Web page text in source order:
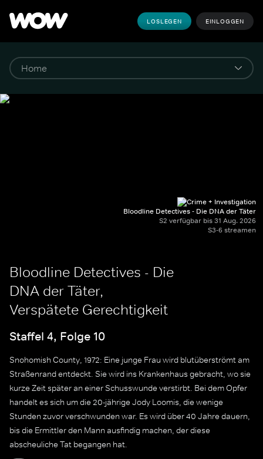
LOSLEGEN EINLOGGEN
Bloodline Detectives - Die DNA der Täter
S2 verfügbar bis 31 Aug. 2026
S3-6 streamen
Bloodline Detectives - Die
DNA der Täter,
Verspätete Gerechtigkeit
Staffel 4, Folge 10
Snohomish County, 1972: Eine junge Frau wird blutüberströmt am
Straßenrand entdeckt. Sie wird ins Krankenhaus gebracht, wo sie
kurze Zeit später an einer Schusswunde verstirbt. Bei dem Opfer
handelt es sich um die 20-jährige Jody Loomis, die wenige
Stunden zuvor verschwunden war. Es wird über 40 Jahre dauern,
bis die Ermittler den Mann ausfindig machen, der diese
abscheuliche Tat begangen hat.